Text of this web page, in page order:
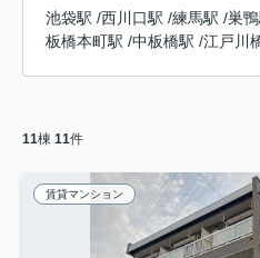
池袋駅 /西川口駅 /練馬駅 /巣
板橋本町駅 /中板橋駅 /江戸川
11棟 11件
賃貸マンション